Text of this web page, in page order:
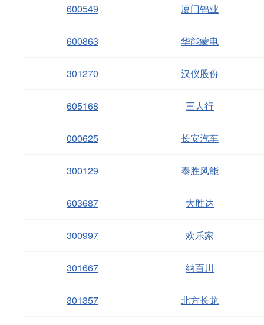
600549 厦门钨业
600863 华能蒙电
301270 汉仪股份
605168 三人行
000625 长安汽车
300129 泰胜风能
603687 大胜达
300997 欢乐家
301667 纳百川
301357 北方长龙